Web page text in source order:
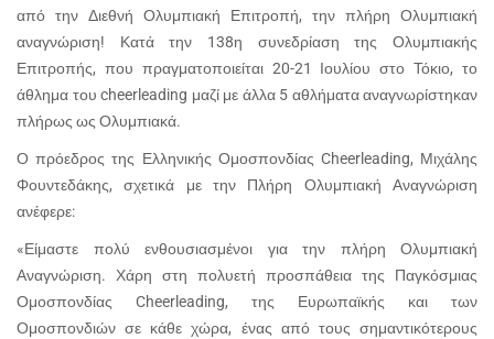
από την Διεθνή Ολυμπιακή Επιτροπή, την πλήρη Ολυμπιακή
αναγνώριση! Κατά την 138η συνεδρίαση της Ολυμπιακής
Επιτροπής, που πραγματοποιείται 20-21 Ιουλίου στο Τόκιο, το
άθλημα του cheerleading μαζί με άλλα 5 αθλήματα αναγνωρίστηκαν
πλήρως ως Ολυμπιακά.
Ο πρόεδρος της Ελληνικής Ομοσπονδίας Cheerleading, Μιχάλης
Φουντεδάκης, σχετικά με την Πλήρη Ολυμπιακή Αναγνώριση
ανέφερε:
«Είμαστε πολύ ενθουσιασμένοι για την πλήρη Ολυμπιακή
Αναγνώριση. Χάρη στη πολυετή προσπάθεια της Παγκόσμιας
Ομοσπονδίας Cheerleading, της Ευρωπαϊκής και των
Ομοσπονδιών σε κάθε χώρα, ένας από τους σημαντικότερους